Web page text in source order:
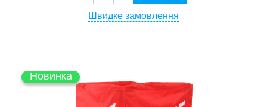
Швидке замовлення
Новинка